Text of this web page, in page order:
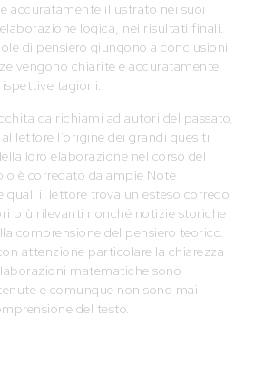
accuratamente illustrato nei suoi
logica, nei risultati finali.
di pensiero giungono a conclusioni
vengono chiarite e accuratamente
tagioni.
da richiami ad autori del passato,
lettore l’origine dei grandi quesiti
loro elaborazione nel corso del
è corredato da ampie Note
il lettore trova un esteso corredo
più rilevanti nonché notizie storiche
comprensione del pensiero teorico.
attenzione particolare la chiarezza
matematiche sono
e comunque non sono mai
del testo.